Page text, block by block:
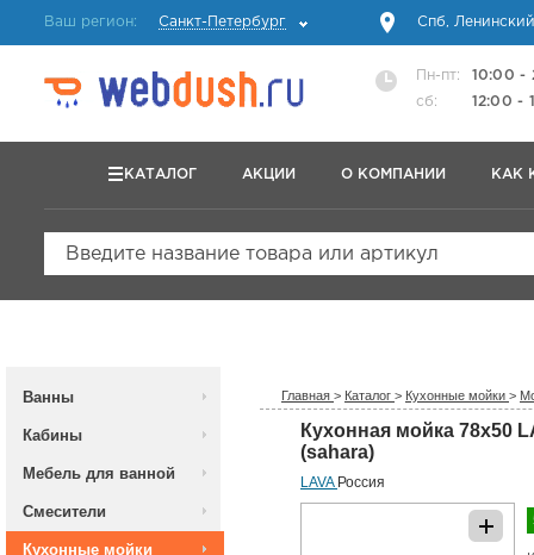
Ваш регион: Санкт-Петербург Спб,
Пн-пт:
10:00 -
сб:
12:00 -
КАТАЛОГ АКЦИИ О КОМПАНИИ КАК
Введите название товара или артикул
Ванны
Кабины
Мебель для ванной
Смесители
Кухонные мойки
Главная > Каталог > Кухонные мойки >
Кухонная мойка 78x50
(sahara)
LAVA Россия